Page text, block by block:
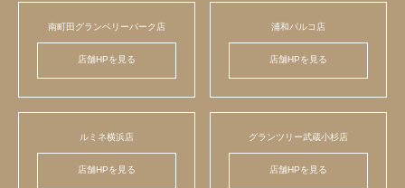
南町田グランベリーパーク店
店舗HPを見る
浦和パルコ店
店舗HPを見る
ルミネ横浜店
店舗HPを見る
グランツリー武蔵小杉店
店舗HPを見る